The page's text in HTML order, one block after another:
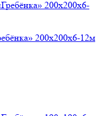
200х200х6-12м